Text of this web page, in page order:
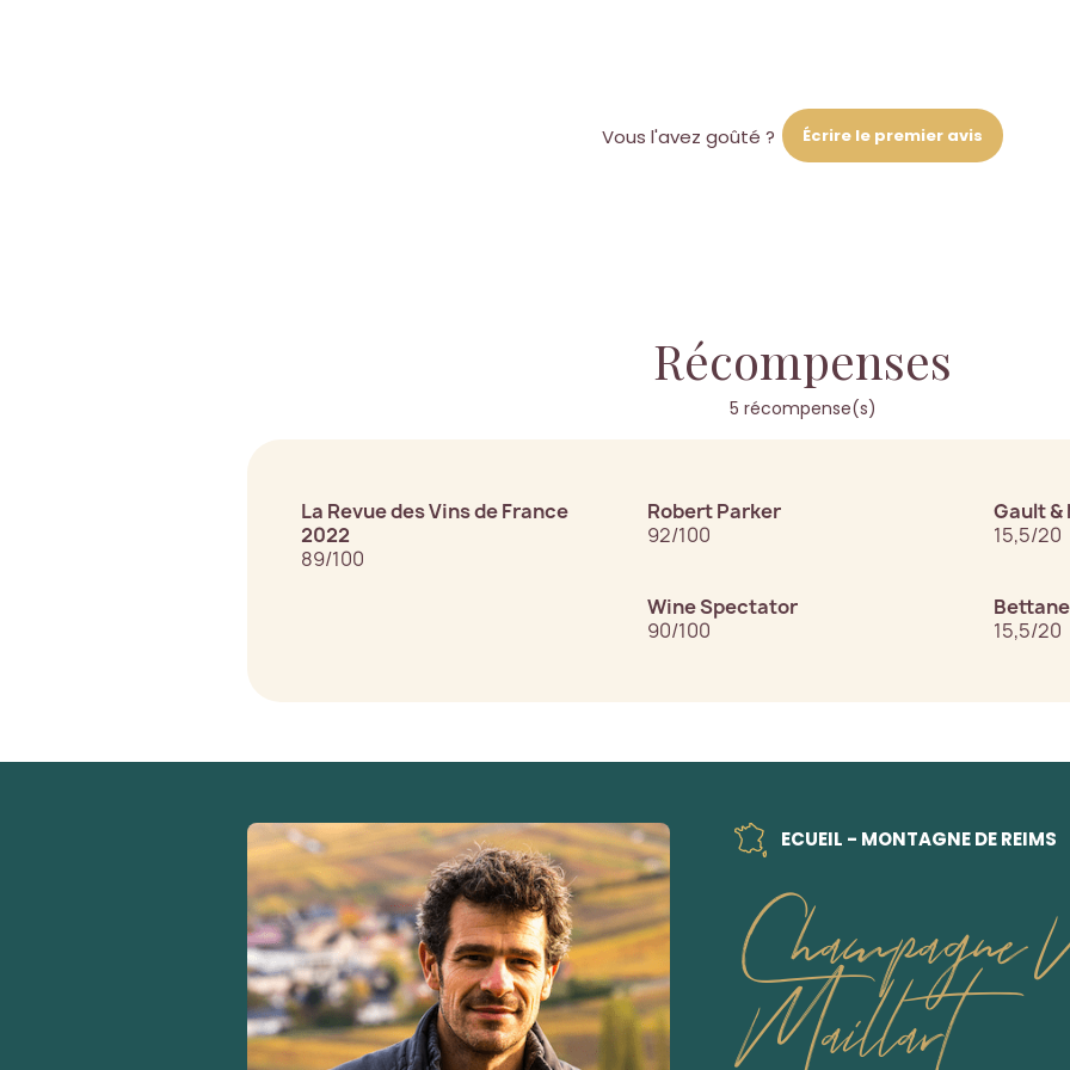
Vous l'avez goûté ? Écrire le premier avis
Récompenses
5 récompense(s)
La Revue des Vins de France
2022
89/100
Robert Parker
92/100
Gault &
15,5/20
Wine Spectator
90/100
15,5/20
ECUEIL - MONTAGNE DE REIMS
Maillart